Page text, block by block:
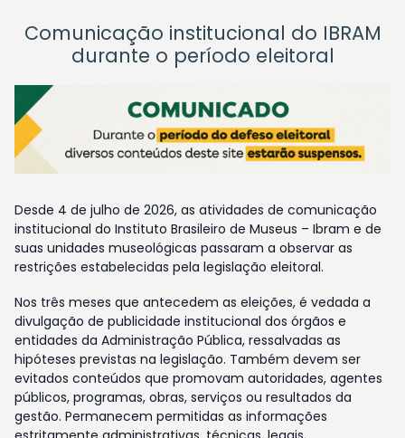
Comunicação institucional do IBRAM
durante o período eleitoral
Desde 4 de julho de 2026, as atividades de comunicação
institucional do Instituto Brasileiro de Museus – Ibram e de
suas unidades museológicas passaram a observar as
restrições estabelecidas pela legislação eleitoral.
Nos três meses que antecedem as eleições, é vedada a
divulgação de publicidade institucional dos órgãos e
entidades da Administração Pública, ressalvadas as
hipóteses previstas na legislação. Também devem ser
evitados conteúdos que promovam autoridades, agentes
públicos, programas, obras, serviços ou resultados da
gestão. Permanecem permitidas as informações